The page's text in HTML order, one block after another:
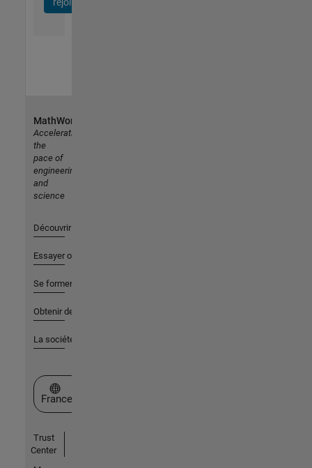
rejoindre
MathWorks
Accelerating
the
pace of
engineering
and
science
Découvrir les produits
Essayer ou acheter
Se former
Obtenir de l'aide
La société
Sélectionner un site web
France
Trust
Center